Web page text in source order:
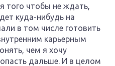
того чтобы не ждать,
куда-нибудь на
в том числе готовить
карьерным
чем я хочу
дальше. И в целом